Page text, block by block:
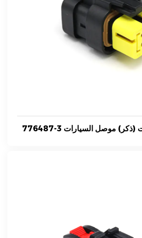
(ذكر) موصل السيارات